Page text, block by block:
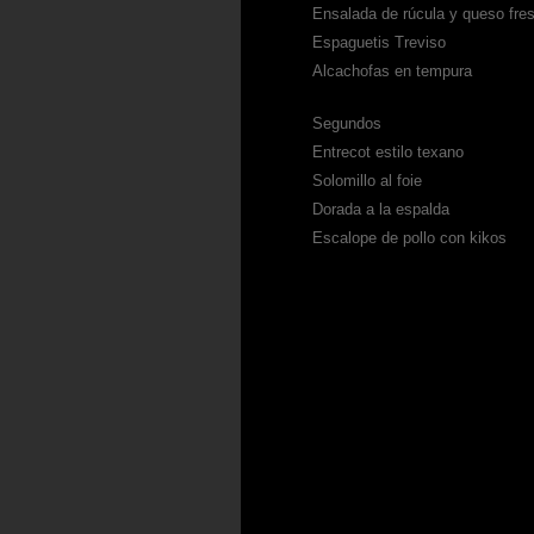
Ensalada de rúcula y queso
Espaguetis Treviso
Alcachofas en tempura
Segundos
Entrecot estilo texano
Solomillo al foie
Dorada a la espalda
Escalope de pollo con kikos